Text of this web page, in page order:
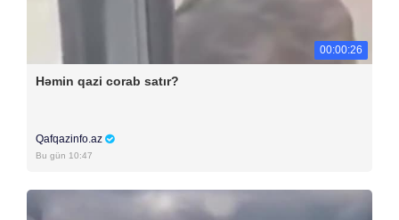
00:00:26
Həmin qazi corab satır?
Qafqazinfo.az
Bu gün 10:47